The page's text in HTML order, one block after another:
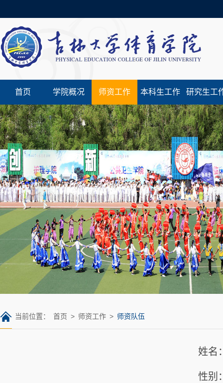
首页 学院概况 师资工作 本科生工作 研究生工
当前位置： 首页 > 师资工作 > 师资队伍
姓名
性别